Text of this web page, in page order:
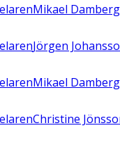
Mikael Damberg
Jörgen
Mikael Damberg
Christine